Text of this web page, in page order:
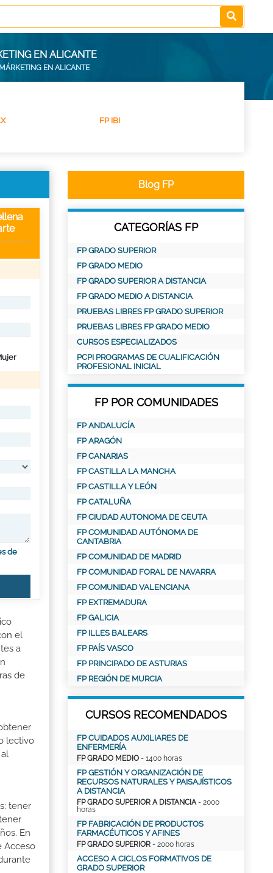
EN ALICANTE
EN ALICANTE
FP IBI
de
el
a
de
lectivo
tener
En
Acceso
Blog FP
CATEGORÍAS FP
FP GRADO SUPERIOR
FP GRADO MEDIO
FP GRADO SUPERIOR A DISTANCIA
FP GRADO MEDIO A DISTANCIA
PRUEBAS LIBRES FP GRADO SUPERIOR
PRUEBAS LIBRES FP GRADO MEDIO
CURSOS ESPECIALIZADOS
PCPI PROGRAMAS DE CUALIFICACIÓN
PROFESIONAL INICIAL
FP POR COMUNIDADES
FP ANDALUCÍA
FP ARAGÓN
FP CANARIAS
FP CASTILLA LA MANCHA
FP CASTILLA Y LEÓN
FP CATALUÑA
FP CIUDAD AUTONOMA DE CEUTA
FP COMUNIDAD AUTÓNOMA DE
CANTABRIA
FP COMUNIDAD DE MADRID
FP COMUNIDAD FORAL DE NAVARRA
FP COMUNIDAD VALENCIANA
FP EXTREMADURA
FP GALICIA
FP ILLES BALEARS
FP PAÍS VASCO
FP PRINCIPADO DE ASTURIAS
FP REGIÓN DE MURCIA
CURSOS RECOMENDADOS
FP CUIDADOS AUXILIARES DE
ENFERMERÍA
FP GRADO MEDIO - 1400 horas
FP GESTIÓN Y ORGANIZACIÓN DE
RECURSOS NATURALES Y PAISAJÍSTICOS
A DISTANCIA
FP GRADO SUPERIOR A DISTANCIA- 2000
horas
FP FABRICACIÓN DE PRODUCTOS
FARMACÉUTICOS Y AFINES
FP GRADO SUPERIOR - 2000 horas
ACCESO A CICLOS FORMATIVOS DE
GRADO SUPERIOR